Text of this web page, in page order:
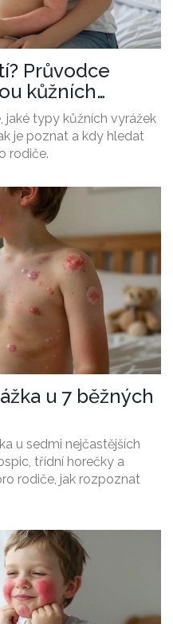
Průvodce
kůžních
jaké typy kůžních vyrážek
je poznat a kdy hledat
rodiče.
u 7 běžných
u sedmi nejčastějších
třídní horečky a
rodiče, jak rozpoznat